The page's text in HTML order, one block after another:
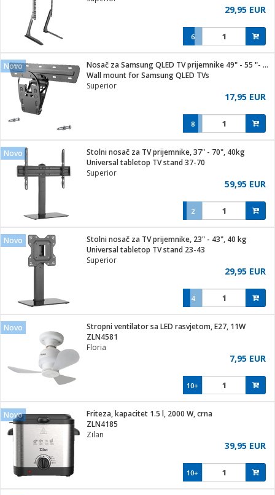
/ Zdravlje
za kosu
29,95 EUR
6
Novo
Nosač za Samsung QLED TV prijemnike 49" - 55 "- 65", 50 kg.
Wall mount for Samsung QLED TVs
Superior
17,95 EUR
8
Novo
Stolni nosač za TV prijemnike, 37" - 70", 40kg
Universal tabletop TV stand 37-70
Superior
59,95 EUR
2
Novo
Stolni nosač za TV prijemnike, 23" - 43", 40 kg
Universal tabletop TV stand 23-43
Superior
29,95 EUR
4
Novo
Stropni ventilator sa LED rasvjetom, E27, 11W
ZLN4581
Floria
7,95 EUR
10+
Novo
Friteza, kapacitet 1.5 l, 2000 W, crna
ZLN4185
Zilan
39,95 EUR
10+